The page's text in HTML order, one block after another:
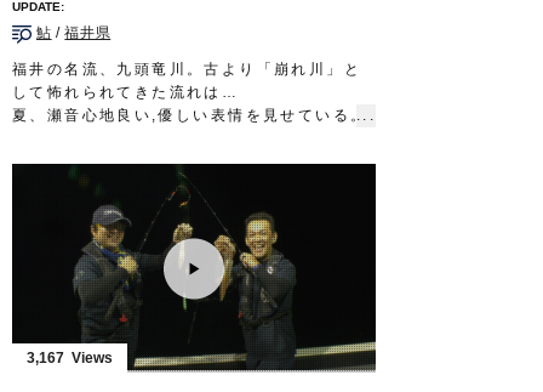
メインライン：PE 1.2号
リーダー：フロロ 25lb
スナップ：
クイックスナップ
#1
ルアー：フローティングミノー ほか
フック：
STX-45ZN#4
OWNERMOVIEhttp://ownertv.jp/
http://www.owner.co.jp
鮎 /福井県
福井の名流、九頭竜川。古より「崩れ川」と
して怖れられてきた流れは…
夏、瀬音心地良い,優しい表情を見せている。
急流に育つ九頭竜の鮎は、味が良いことでも
鮎の友釣りに並々ならぬ情熱を注ぐのは井川
弘二郎さん。
静岡県の狩野川漁業協同組合の理事、放流委
員長を担いながら…伊豆の国市議会の議員と
して、鮎を活用した地域の振興を目指してい
志を胸に秘め北陸の名高き川に立つ。再認識
する友釣りの醍醐味。
3,167